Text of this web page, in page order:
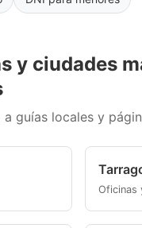
y ciudades
guías locales y
Oficinas